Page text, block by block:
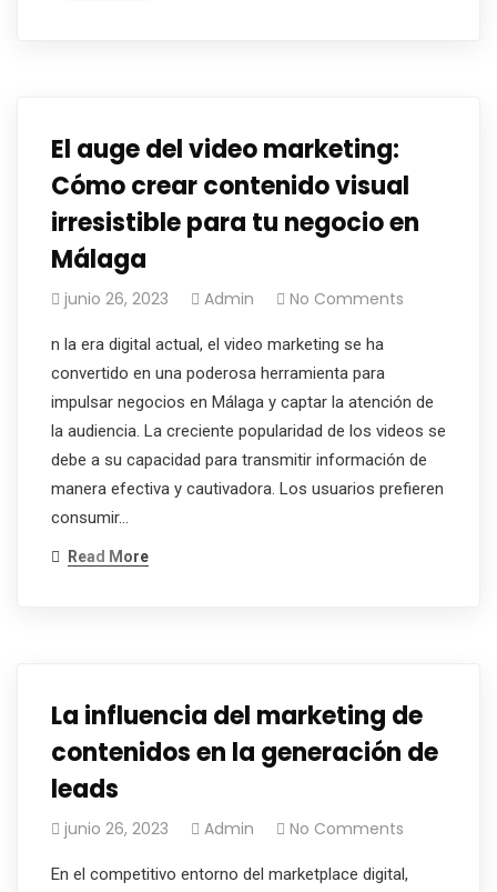
El auge del video marketing:
Cómo crear contenido visual
irresistible para tu negocio en
Málaga
junio 26, 2023 Admin No Comments
n la era digital actual, el video marketing se ha
convertido en una poderosa herramienta para
impulsar negocios en Málaga y captar la atención de
la audiencia. La creciente popularidad de los videos se
debe a su capacidad para transmitir información de
manera efectiva y cautivadora. Los usuarios prefieren
consumir…
Read More
La influencia del marketing de
contenidos en la generación de
leads
junio 26, 2023 Admin No Comments
En el competitivo entorno del marketplace digital,